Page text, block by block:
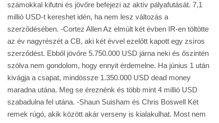
számokkal kifutni és jövőre befejezi az aktív pályafutását. 7,1
millió USD-t kereshet idén, ha nem lesz változás a
szerződésében. -Cortez Allen Az elmúlt két évben IR-en töltötte
az év nagyrészét a CB, aki két évvel ezelőtt kapott egy zsíros
szerződést. Ebből jövőre 5.750.000 USD járna neki és őszintén
szólva nem gondolom, hogy ennyit érdemelne. Ha június 1 után
kivágja a csapat, mindössze 1.350.000 USD dead money
maradna utána. Meg se éreznénk és több mint 4 millió USD
szabadulna fel utána. -Shaun Suisham és Chris Boswell Két
remek rúgó, akik között akár verseny is kialakulhat. Most nem